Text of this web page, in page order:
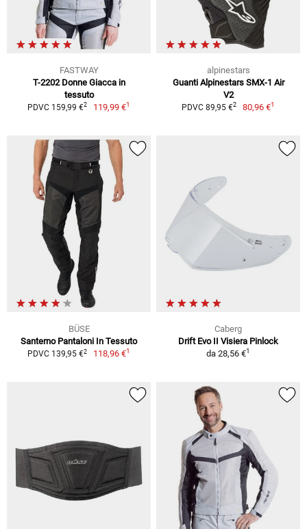
FASTWAY
T-2202 Donne Giacca in
tessuto
PDVC 159,99 €2 119,99 €1
alpinestars
Guanti Alpinestars SMX-1 Air
V2
PDVC 89,95 €2 80,96 €1
BÜSE
Santerno Pantaloni In Tessuto
PDVC 139,95 €2 118,96 €1
Caberg
Drift Evo II Visiera Pinlock
da 28,56 €1